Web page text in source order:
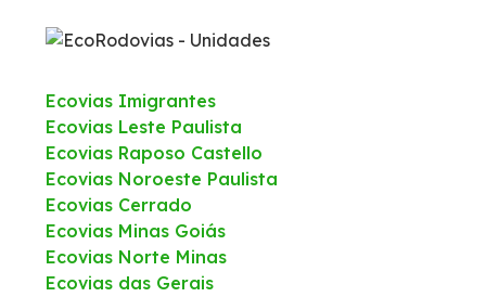
Ecovias Imigrantes
Ecovias Leste Paulista
Ecovias Raposo Castello
Ecovias Noroeste Paulista
Ecovias Cerrado
Ecovias Minas Goiás
Ecovias Norte Minas
Ecovias das Gerais